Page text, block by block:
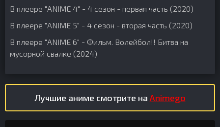
В плеере "ANIME 4" - 4 сезон - первая часть (2020)
В плеере "ANIME 5" - 4 сезон - вторая часть (2020)
В плеере "ANIME 6" - Фильм. Волейбол!! Битва на
мусорной свалке (2024)
Лучшие аниме смотрите на Animego